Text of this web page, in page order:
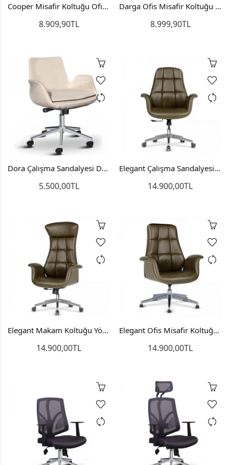
Cooper Misafir Koltuğu Ofis Koltuğu Büro Koltuğu
8.909,90TL
Darga Ofis Misafir Koltuğu Bekleme Sandalyesi
8.999,90TL
Dora Çalışma Sandalyesi Ders Çalışma Sandalyesi
5.500,00TL
Elegant Çalışma Sandalyesi Ders Çalışma Koltuğu Bilgisayar Sandalyesi
14.900,00TL
Elegant Makam Koltuğu Yönetici Koltuğu Büro Sandalyesi
14.900,00TL
Elegant Ofis Misafir Koltuğu Bekleme Sandalyesi
14.900,00TL